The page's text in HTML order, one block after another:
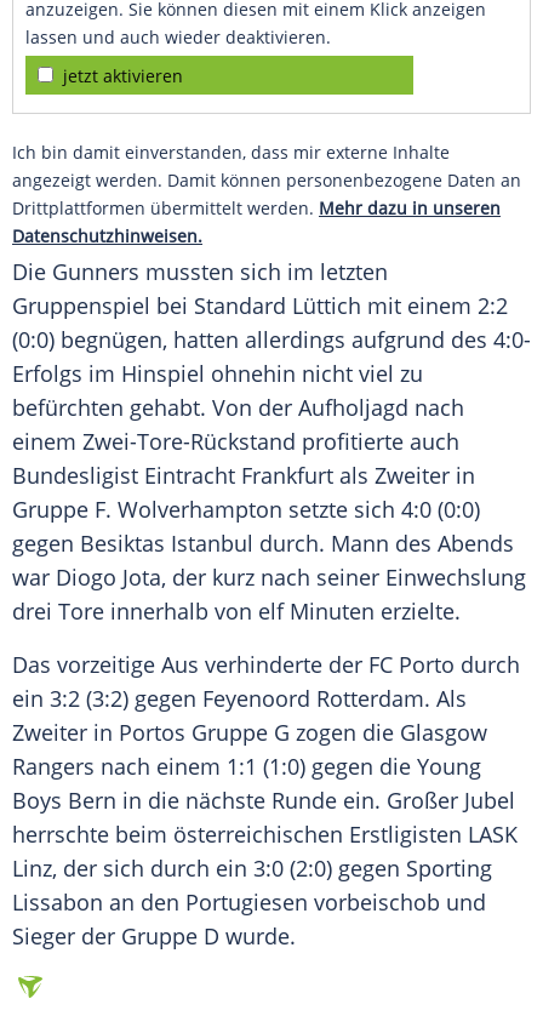
anzuzeigen. Sie können diesen mit einem Klick anzeigen
lassen und auch wieder deaktivieren.
jetzt aktivieren
Ich bin damit einverstanden, dass mir externe Inhalte
angezeigt werden. Damit können personenbezogene Daten an
Drittplattformen übermittelt werden. Mehr dazu in unseren
Datenschutzhinweisen.
Die Gunners mussten sich im letzten
Gruppenspiel bei Standard Lüttich mit einem 2:2
(0:0) begnügen, hatten allerdings aufgrund des 4:0-
Erfolgs im Hinspiel ohnehin nicht viel zu
befürchten gehabt. Von der Aufholjagd nach
einem Zwei-Tore-Rückstand profitierte auch
Bundesligist Eintracht Frankfurt als Zweiter in
Gruppe F. Wolverhampton setzte sich 4:0 (0:0)
gegen Besiktas Istanbul durch. Mann des Abends
war Diogo Jota, der kurz nach seiner Einwechslung
drei Tore innerhalb von elf Minuten erzielte.
Das vorzeitige Aus verhinderte der FC Porto durch
ein 3:2 (3:2) gegen Feyenoord Rotterdam. Als
Zweiter in Portos Gruppe G zogen die Glasgow
Rangers nach einem 1:1 (1:0) gegen die Young
Boys Bern in die nächste Runde ein. Großer Jubel
herrschte beim österreichischen Erstligisten LASK
Linz, der sich durch ein 3:0 (2:0) gegen Sporting
Lissabon an den Portugiesen vorbeischob und
Sieger der Gruppe D wurde.